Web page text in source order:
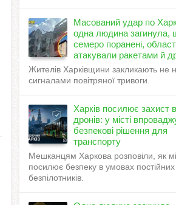
Масований удар по
одна людина загинула,
семеро поранені,
атакували ракетами й
Жителів Харківщини закликають не
сигналами повітряної тривоги.
Харків посилює захист
дронів: у місті
безпекові рішення для
транспорту
Мешканцям Харкова розповіли, як
посилює безпеку в умовах постійних
безпілотників.